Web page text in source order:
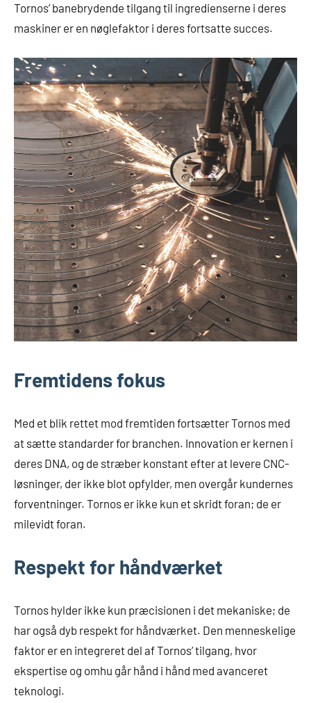
Tornos’ banebrydende tilgang til ingredienserne i deres
maskiner er en nøglefaktor i deres fortsatte succes.
Fremtidens fokus
Med et blik rettet mod fremtiden fortsætter Tornos med
at sætte standarder for branchen. Innovation er kernen i
deres DNA, og de stræber konstant efter at levere CNC-
løsninger, der ikke blot opfylder, men overgår kundernes
forventninger. Tornos er ikke kun et skridt foran; de er
milevidt foran.
Respekt for håndværket
Tornos hylder ikke kun præcisionen i det mekaniske; de
har også dyb respekt for håndværket. Den menneskelige
faktor er en integreret del af Tornos’ tilgang, hvor
ekspertise og omhu går hånd i hånd med avanceret
teknologi.